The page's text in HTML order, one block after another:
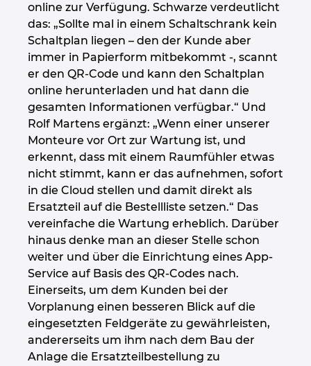
online zur Verfügung. Schwarze verdeutlicht
das: „Sollte mal in einem Schaltschrank kein
Schaltplan liegen – den der Kunde aber
immer in Papierform mitbekommt -, scannt
er den QR-Code und kann den Schaltplan
online herunterladen und hat dann die
gesamten Informationen verfügbar.“ Und
Rolf Martens ergänzt: „Wenn einer unserer
Monteure vor Ort zur Wartung ist, und
erkennt, dass mit einem Raumfühler etwas
nicht stimmt, kann er das aufnehmen, sofort
in die Cloud stellen und damit direkt als
Ersatzteil auf die Bestellliste setzen.“ Das
vereinfache die Wartung erheblich. Darüber
hinaus denke man an dieser Stelle schon
weiter und über die Einrichtung eines App-
Service auf Basis des QR-Codes nach.
Einerseits, um dem Kunden bei der
Vorplanung einen besseren Blick auf die
eingesetzten Feldgeräte zu gewährleisten,
andererseits um ihm nach dem Bau der
Anlage die Ersatzteilbestellung zu